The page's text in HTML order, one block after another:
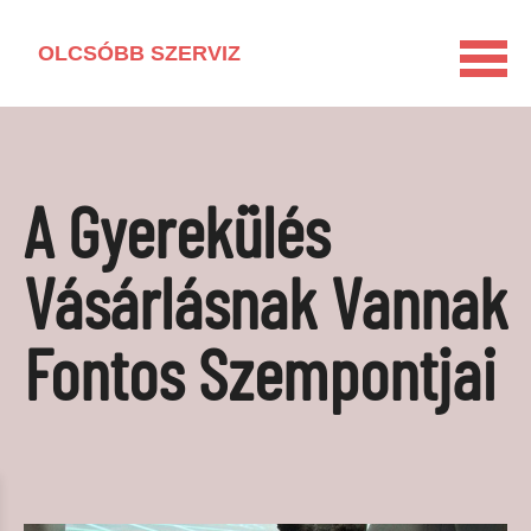
OLCSÓBB SZERVIZ
LAKÁSFELÚJÍTÁS
VEGYSZERMENTES HÁZTARTÁS
BARKÁCSOLÁS
KAPCSOLAT
A Gyerekülés
Vásárlásnak Vannak
Fontos Szempontjai